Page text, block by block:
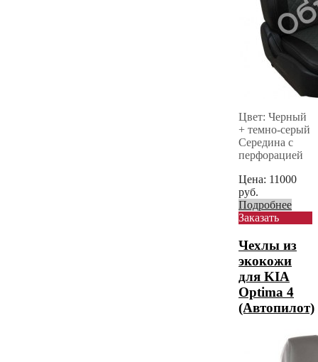
Цвет: Черный
+ темно-серый
Середина с
перфорацией
Цена: 11000
руб.
Подробнее
Заказать
Чехлы из
экокожи
для KIA
Optima 4
(Автопилот)